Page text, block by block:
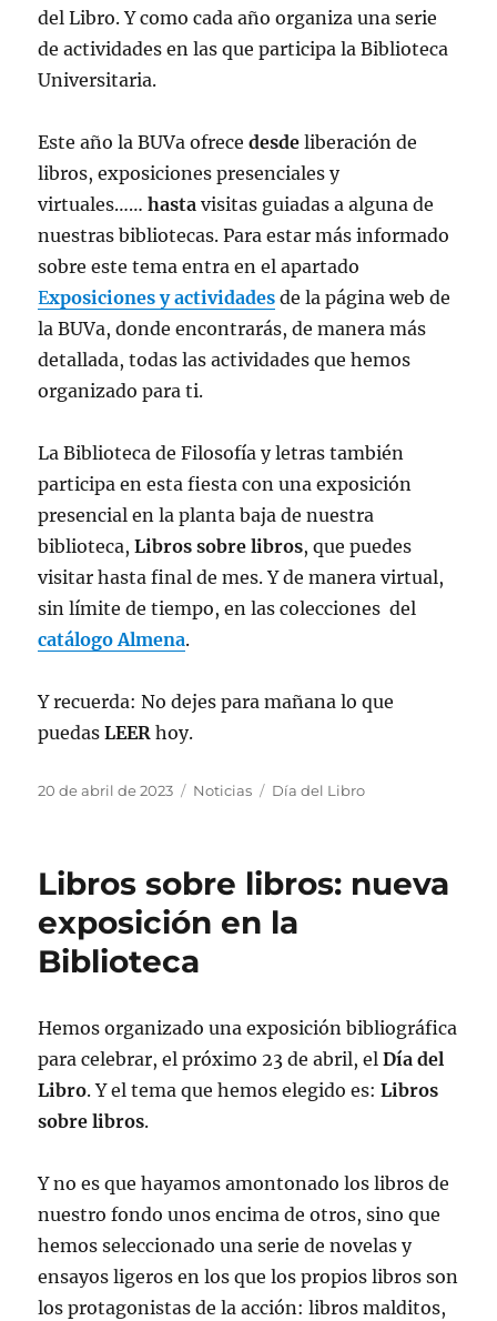
del Libro. Y como cada año organiza una serie
de actividades en las que participa la Biblioteca
Universitaria.
Este año la BUVa ofrecedesde liberación de
libros, exposiciones presenciales y
virtuales…… hasta visitas guiadas a alguna de
nuestras bibliotecas. Para estar más informado
sobre este tema entra en el apartado
Exposiciones y actividades de la página web de
la BUVa, donde encontrarás, de manera más
detallada, todas las actividades que hemos
organizado para ti.
La Biblioteca de Filosofía y letras también
participa en esta fiesta con una exposición
presencial en la planta baja de nuestra
biblioteca,Libros sobre libros, que puedes
visitar hasta final de mes. Y de manera virtual,
sin límite de tiempo, en las colecciones del
catálogo Almena.
Y recuerda: No dejes para mañana lo que
puedasLEER hoy.
Publicado
20 de abril de 2023 Categorías
Noticias Etiquetas
Día del Libro
Libros sobre libros: nueva
exposición en la
Biblioteca
Hemos organizado una exposición bibliográfica
para celebrar, el próximo 23 de abril, elDía del
Libro. Y el tema que hemos elegido es:Libros
sobre libros.
Y no es que hayamos amontonado los libros de
nuestro fondo unos encima de otros, sino que
hemos seleccionado una serie de novelas y
ensayos ligeros en los que los propios libros son
los protagonistas de la acción: libros malditos,